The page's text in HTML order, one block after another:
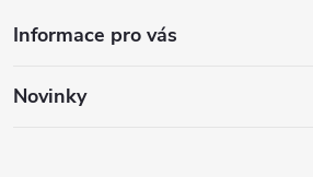
Informace pro vás
Novinky